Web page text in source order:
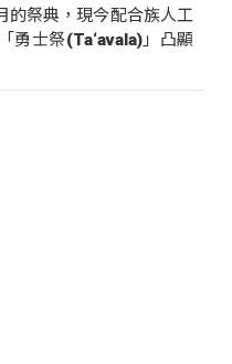
的祭典，現今配合族人工
勇士祭(Ta‘avala)」凸顯